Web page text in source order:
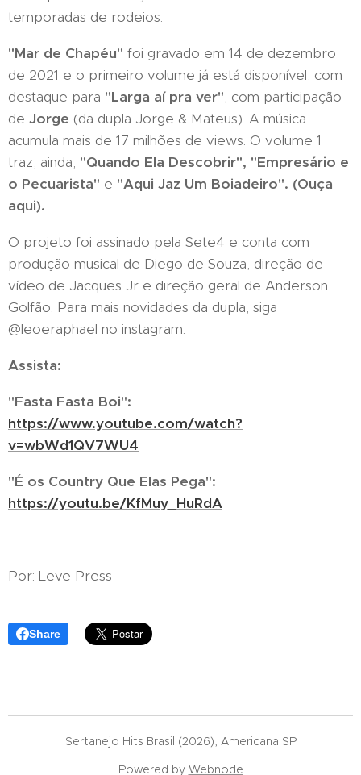
temporadas de rodeios.
"Mar de Chapéu" foi gravado em 14 de dezembro
de 2021 e o primeiro volume já está disponível, com
destaque para "Larga aí pra ver", com participação
de Jorge (da dupla Jorge & Mateus). A música
acumula mais de 17 milhões de views. O volume 1
traz, ainda, "Quando Ela Descobrir", "Empresário e
o Pecuarista" e "Aqui Jaz Um Boiadeiro". (Ouça
aqui).
O projeto foi assinado pela Sete4 e conta com
produção musical de Diego de Souza, direção de
vídeo de Jacques Jr e direção geral de Anderson
Golfão. Para mais novidades da dupla, siga
@leoeraphael no instagram.
Assista:
"Fasta Fasta Boi":
https://www.youtube.com/watch?
v=wbWd1QV7WU4
"É os Country Que Elas Pega":
https://youtu.be/KfMuy_HuRdA
Por: Leve Press
Share
Sertanejo Hits Brasil (2026), Americana SP
Powered by Webnode